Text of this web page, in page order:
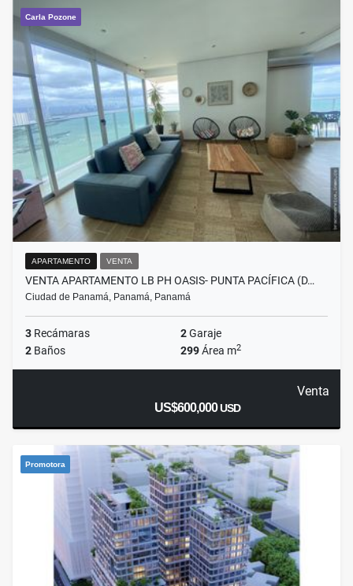
Carla Pozone
APARTAMENTO VENTA
VENTA APARTAMENTO LB PH OASIS- PUNTA PACÍFICA (D…
Ciudad de Panamá, Panamá, Panamá
3 Recámaras 2Garaje
2 Baños 299Área m2
Venta
US$600,000USD
Promotora